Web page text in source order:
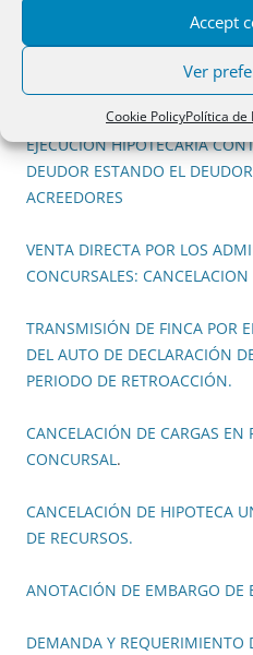
Accept
Ver
Cookie PolicyPolítica de
CERTIFICACIÓN DE DOMINIO Y
CONCURSO LA DEUDORA E
EJECUCIÓN HIPOTECARIA
DEUDOR ESTANDO EL
ACREEDORES
VENTA DIRECTA POR LOS
CONCURSALES:
TRANSMISIÓN DE FINCA POR
DEL AUTO DE DECLARACIÓN
PERIODO DE RETROACCIÓN.
CANCELACIÓN DE CARGAS EN
CONCURSAL.
CANCELACIÓN DE HIPOTECA
DE RECURSOS.
ANOTACIÓN DE EMBARGO DE
DEMANDA Y REQUERIMIENTO